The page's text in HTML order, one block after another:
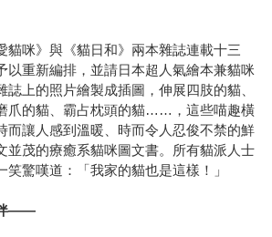
貓咪》與《貓日和》兩本雜誌連載十三
以重新編排，並請日本超人氣繪本兼貓咪
誌上的照片繪製成插圖，伸展四肢的貓、
爪的貓、霸占枕頭的貓……，這些喵趣橫
而讓人感到溫暖、時而令人忍俊不禁的鮮
並茂的療癒系貓咪圖文書。所有貓派人士
驚嘆道：「我家的貓也是這樣！」
——